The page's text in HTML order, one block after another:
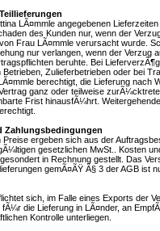
LÃ¤mmle angegebenen
des Kunden nur, wenn der
Frau LÃ¤mmle verursacht wurde.
nur verlangen, wenn der Verzug
beruhte. Bei
Betrieben, Zulieferbetrieben oder bei
berechtigt, die Lieferung nach
ganz oder teilweise
Frist hinausfÃ¼hrt.
Zahlungsbedingungen
Preise ergeben sich aus der
gesetzlichen MwSt.. Kosten
in Rechnung gestellt. Das
gemÃ¤ÃŸ Â§ 3 der AGB ist
sich, im Falle eines Exports der
fÃ¼r die Lieferung in LÃ¤nder, an
Kontrolle unterliegen.